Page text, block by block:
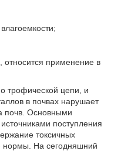
относится применение в
трофической цепи, и
в почвах нарушает
почв. Основными
поступления
токсичных
нормы. На сегодняшний